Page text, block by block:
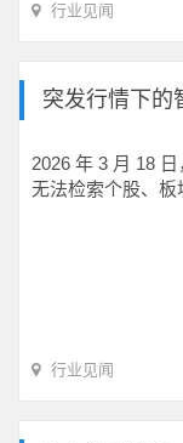
行业见闻
突发行情下的
2026 年 3 月 18
无法检索个股、
行业见闻